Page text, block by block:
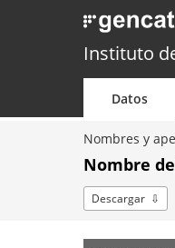
Instituto
Datos
Nombres y
Nombre
Descargar